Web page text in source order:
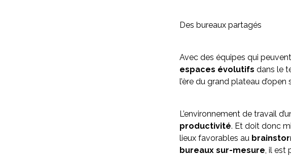
Des bureaux partagés
Avec des équipes qui
espaces évolutifs dans le
l’ère du grand plateau
L’environnement de travail
productivité. Et doit donc
lieux favorables au
bureaux sur-mesure, il est